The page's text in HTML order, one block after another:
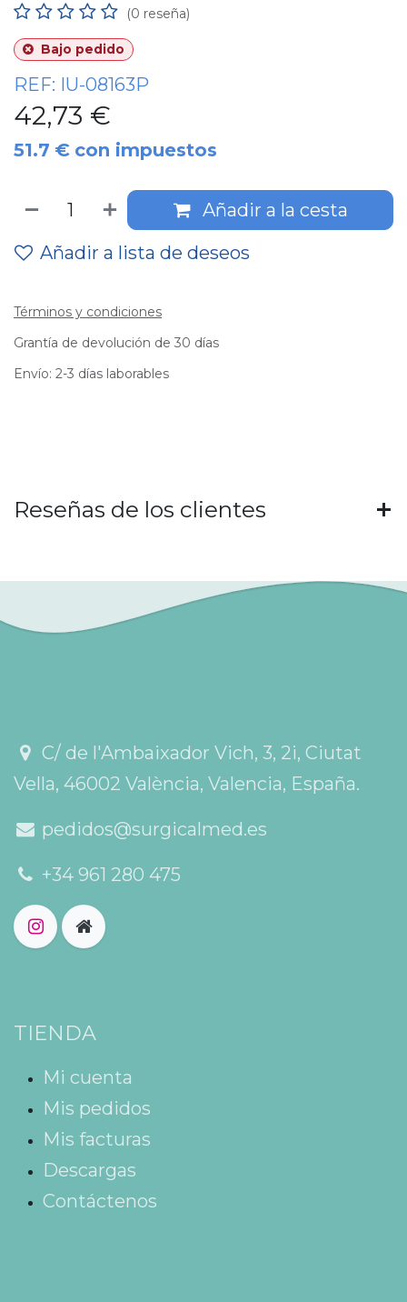
(0 reseña)
Bajo pedido
REF: IU-08163P
42,73 €
51.7 € con impuestos
Añadir a la cesta
Añadir a lista de deseos
Términos y condiciones
Grantía de devolución de 30 días
Envío: 2-3 días laborables
Reseñas de los clientes
C/ de l'Ambaixador Vich, 3, 2i, Ciutat
Vella, 46002 València, Valencia, España.
pedidos@surgicalmed.es
+34 961 280 475
TIENDA
Mi cuenta
Mis pedidos
Mis facturas
Descargas
Contáctenos